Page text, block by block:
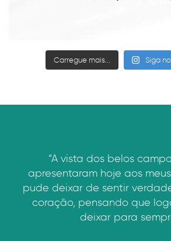
Carregue mais... Siga
“A vista dos belos
apresentaram hoje aos
pude deixar de sentir
coração, pensando que
deixar para